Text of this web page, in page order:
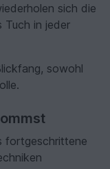
sich die
Tuch in jeder
sowohl
fortgeschrittene